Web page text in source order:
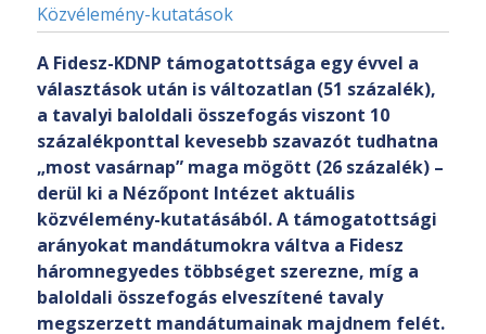
Közvélemény-kutatások
A Fidesz-KDNP támogatottsága egy évvel a
választások után is változatlan (51 százalék),
a tavalyi baloldali összefogás viszont 10
százalékponttal kevesebb szavazót tudhatna
„most vasárnap” maga mögött (26 százalék) –
derül ki a Nézőpont Intézet aktuális
közvélemény-kutatásából. A támogatottsági
arányokat mandátumokra váltva a Fidesz
háromnegyedes többséget szerezne, míg a
baloldali összefogás elveszítené tavaly
megszerzett mandátumainak majdnem felét.